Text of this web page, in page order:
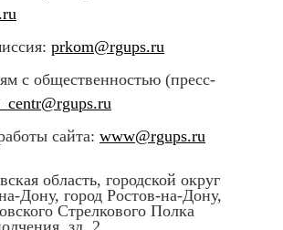
prkom@rgups.ru
с общественностью (пресс-
сайта: www@rgups.ru
область, городской округ
Дону, город Ростов-на-Дону,
Стрелкового Полка
зд. 2.,